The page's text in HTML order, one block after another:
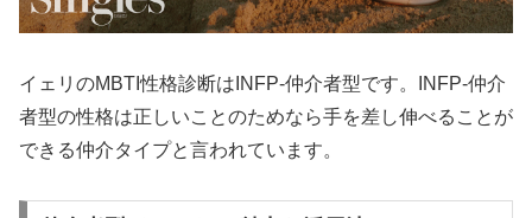
イェリのMBTI性格診断はINFP-仲介者型です。INFP-仲介
者型の性格は正しいことのためなら手を差し伸べることが
できる仲介タイプと言われています。